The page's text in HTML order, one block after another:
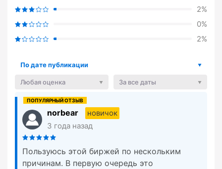
2%
0%
2%
По дате публикации
Любая оценка За все даты
norbear
новичок
3 года назад
Пользуюсь этой биржей по нескольким
причинам. В первую очередь это